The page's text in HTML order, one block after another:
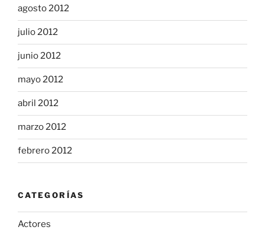
agosto 2012
julio 2012
junio 2012
mayo 2012
abril 2012
marzo 2012
febrero 2012
CATEGORÍAS
Actores